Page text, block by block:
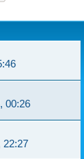
00:26
22:27